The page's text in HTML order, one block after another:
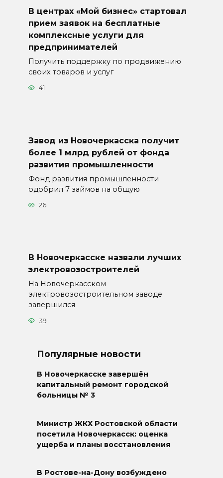
В центрах «Мой бизнес» стартовал
прием заявок на бесплатные
комплексные услуги для
предпринимателей
Получить поддержку по продвижению
своих товаров и услуг
41
Завод из Новочеркасска получит
более 1 млрд рублей от фонда
развития промышленности
Фонд развития промышленности
одобрил 7 займов на общую
26
В Новочеркасске назвали лучших
электровозостроителей
На Новочеркасском
электровозостроительном заводе
завершился
39
Популярные новости
В Новочеркасске завершён
капитальный ремонт городской
больницы № 3
Министр ЖКХ Ростовской области
посетила Новочеркасск: оценка
ущерба и планы восстановления
В Ростове-на-Дону возбуждено